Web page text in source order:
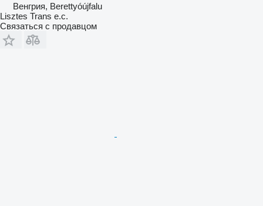
Венгрия, Berettyóújfalu
Lisztes Trans e.c.
Связаться с продавцом